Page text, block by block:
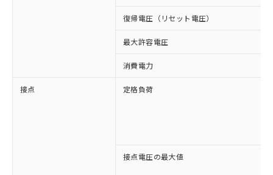
復帰電圧（リセット電圧）
最大許容電圧
消費電力
接点 定格負荷
接点電圧の最大値